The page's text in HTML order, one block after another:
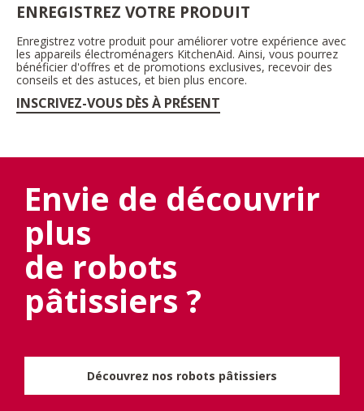
ENREGISTREZ VOTRE PRODUIT
Enregistrez votre produit pour améliorer votre expérience avec
les appareils électroménagers KitchenAid. Ainsi, vous pourrez
bénéficier d'offres et de promotions exclusives, recevoir des
conseils et des astuces, et bien plus encore.
INSCRIVEZ-VOUS DÈS À PRÉSENT
Envie de découvrir
plus
de robots
pâtissiers ?
Découvrez nos robots pâtissiers